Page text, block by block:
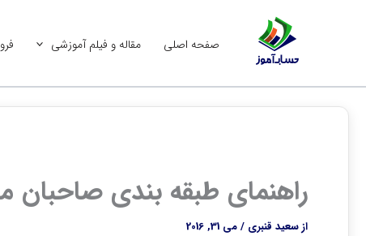
صفحه اصلی مقاله و فیلم آموزشی
راهنمای طبقه بندی صاحبان
ازسعید قنبری /می 31, 2016